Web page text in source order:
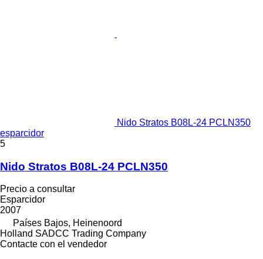
Nido Stratos B08L-24 PCLN350
esparcidor
5
Nido Stratos B08L-24 PCLN350
Precio a consultar
Esparcidor
2007
Países Bajos, Heinenoord
Holland SADCC Trading Company
Contacte con el vendedor